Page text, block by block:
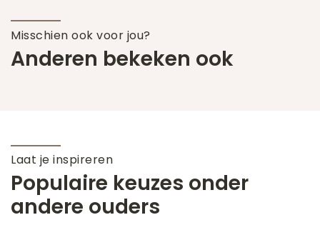
Misschien ook voor jou?
Anderen bekeken ook
Laat je inspireren
Populaire keuzes onder
andere ouders